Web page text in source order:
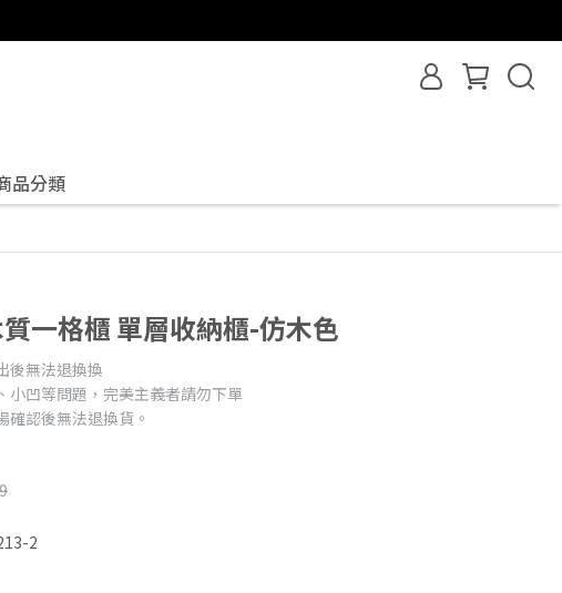
品分類
一格櫃 單層收納櫃-仿木色
後無法退換換
小凹等問題，完美主義者請勿下單
確認後無法退換貨。
2